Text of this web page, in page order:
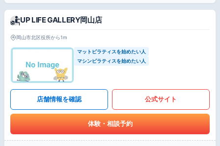
UP LIFE GALLERY岡山店
岡山市北区役所から1m
マットピラティスを始めたい人
マシンピラティスを始めたい人
店舗情報を確認 公式サイト
体験・相談予約